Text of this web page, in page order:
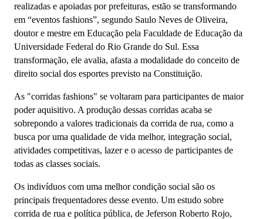
realizadas e apoiadas por prefeituras, estão se transformando
em “eventos fashions”, segundo Saulo Neves de Oliveira,
doutor e mestre em Educação pela Faculdade de Educação da
Universidade Federal do Rio Grande do Sul. Essa
transformação, ele avalia, afasta a modalidade do conceito de
direito social dos esportes previsto na Constituição.
As "corridas fashions" se voltaram para participantes de maior
poder aquisitivo. A produção dessas corridas acaba se
sobrepondo a valores tradicionais da corrida de rua, como a
busca por uma qualidade de vida melhor, integração social,
atividades competitivas, lazer e o acesso de participantes de
todas as classes sociais.
Os indivíduos com uma melhor condição social são os
principais frequentadores desse evento. Um estudo sobre
corrida de rua e política pública, de Jeferson Roberto Rojo,